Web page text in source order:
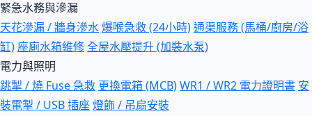
緊急水務與滲漏
天花滲漏 / 牆身滲水爆喉急救 (24小時)通渠服務 (馬桶/廚房/浴
缸) 座廁水箱維修全屋水壓提升 (加裝水泵)
電力與照明
跳掣 / 燒 Fuse 急救 更換電箱 (MCB)WR1 / WR2 電力證明書 安
裝電掣 / USB 插座燈飾 / 吊扇安裝